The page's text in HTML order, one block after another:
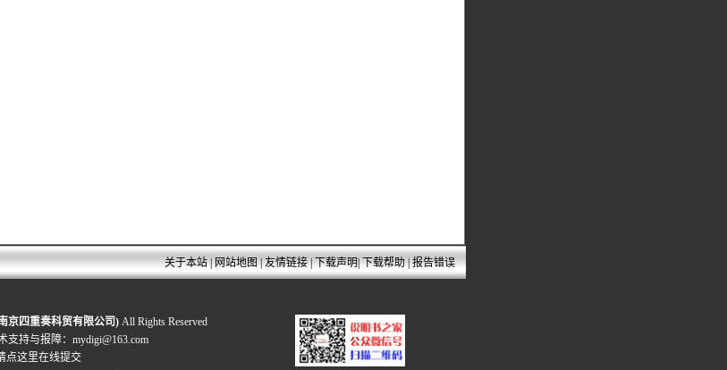
关于本站|网站地图|友情链接|下载声明|下载帮助|报告错误
京四重奏科贸有限公司) All Rights Reserved
支持与报障：mydigi@163.com
点这里在线提交